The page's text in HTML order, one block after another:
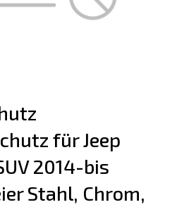
für Jeep
2014-bis
Stahl, Chrom,